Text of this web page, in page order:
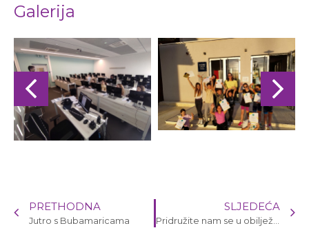
Galerija
PRETHODNA
Jutro s Bubamaricama
SLJEDEĆA